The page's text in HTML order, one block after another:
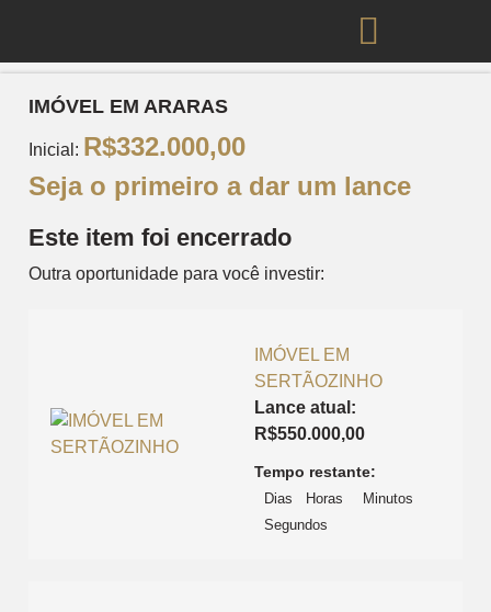
Clique para ampliar
IMÓVEL EM ARARAS
Inicial: R$332.000,00
Seja o primeiro a dar um lance
Este item foi encerrado
Outra oportunidade para você investir:
IMÓVEL EM
SERTÃOZINHO
Lance atual:
R$550.000,00
Tempo restante:
Dias Horas
Minutos
Segundos